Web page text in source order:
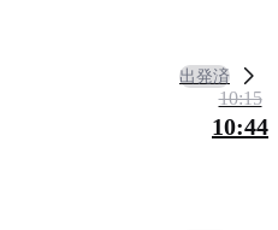
出発済
10:15
10:44